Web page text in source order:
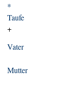
*
Taufe
+
Vater
Mutter